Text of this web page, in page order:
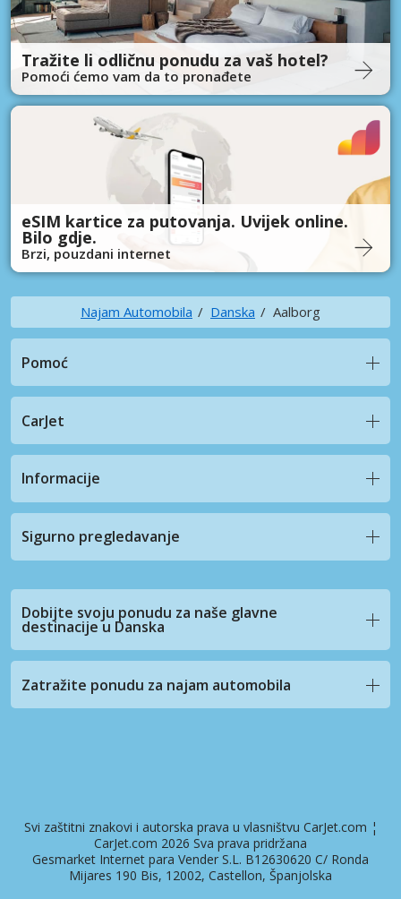
Tražite li odličnu ponudu za vaš hotel?
Pomoći ćemo vam da to pronađete
eSIM kartice za putovanja. Uvijek online.
Bilo gdje.
Brzi, pouzdani internet
Najam Automobila Danska Aalborg
Pomoć
CarJet
Informacije
Sigurno pregledavanje
Dobijte svoju ponudu za naše glavne
destinacije u Danska
Zatražite ponudu za najam automobila
Svi zaštitni znakovi i autorska prava u vlasništvu CarJet.com ¦
CarJet.com 2026 Sva prava pridržana
Gesmarket Internet para Vender S.L. B12630620 C/ Ronda
Mijares 190 Bis, 12002, Castellon, Španjolska